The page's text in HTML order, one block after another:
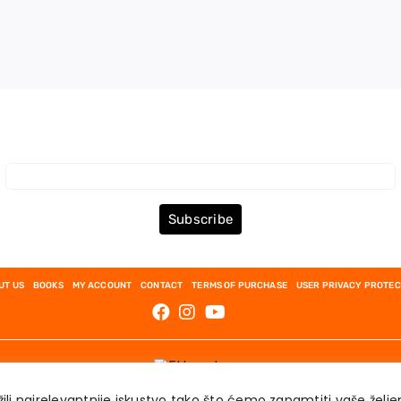
Subscribe
US BOOKS MY ACCOUNT CONTACT TERMS OF PURCHASE USER PRIVACY